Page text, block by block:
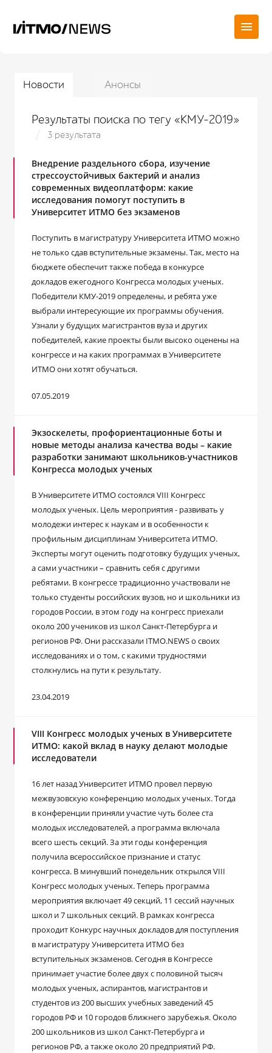
Новости Анонсы
Результаты поиска по тегу «КМУ-2019»
3 результата
Внедрение раздельного сбора, изучение
стрессоустойчивых бактерий и анализ
современных видеоплатформ: какие
исследования помогут поступить в
Университет ИТМО без экзаменов
Поступить в магистратуру Университета ИТМО можно
не только сдав вступительные экзамены. Так, место на
бюджете обеспечит также победа в конкурсе
докладов ежегодного Конгресса молодых ученых.
Победители КМУ-2019 определены, и ребята уже
выбрали интересующие их программы обучения.
Узнали у будущих магистрантов вуза и других
победителей, какие проекты были высоко оценены на
конгрессе и на каких программах в Университете
ИТМО они хотят обучаться.
07.05.2019
Экзоскелеты, профориентационные боты и
новые методы анализа качества воды – какие
разработки занимают школьников-участников
Конгресса молодых ученых
В Университете ИТМО состоялся VIII Конгресс
молодых ученых. Цель мероприятия - развивать у
молодежи интерес к наукам и в особенности к
профильным дисциплинам Университета ИТМО.
Эксперты могут оценить подготовку будущих ученых,
а сами участники – сравнить себя с другими
ребятами. В конгрессе традиционно участвовали не
только студенты российских вузов, но и школьники из
городов России, в этом году на конгресс приехали
около 200 учеников из школ Санкт-Петербурга и
регионов РФ. Они рассказали ITMO.NEWS о своих
исследованиях и о том, с какими трудностями
столкнулись на пути к результату.
23.04.2019
VIII Конгресс молодых ученых в Университете
ИТМО: какой вклад в науку делают молодые
исследователи
16 лет назад Университет ИТМО провел первую
межвузовскую конференцию молодых ученых. Тогда
в конференции приняли участие чуть более ста
молодых исследователей, а программа включала
всего шесть секций. За эти годы конференция
получила всероссийское признание и статус
конгресса. В минувший понедельник открылся VIII
Конгресс молодых ученых. Теперь программа
мероприятия включает 49 секций, 11 сессий научных
школ и 7 школьных секций. В рамках конгресса
проходит Конкурс научных докладов для поступления
в магистратуру Университета ИТМО без
вступительных экзаменов. Сегодня в Конгрессе
принимает участие более двух с половиной тысяч
молодых ученых, аспирантов, магистрантов и
студентов из 200 высших учебных заведений 45
городов РФ и 10 городов ближнего зарубежья. Около
200 школьников из школ Санкт-Петербурга и
регионов РФ, а также около 20 предприятий РФ.